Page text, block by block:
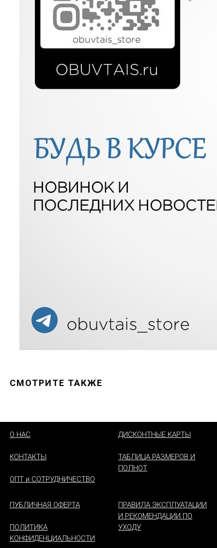
СМОТРИТЕ ТАКЖЕ
О НАС
КОНТАКТЫ
ОПТ и СОТРУДНИЧЕСТВО
ДИСКОНТНЫЕ КАРТЫ
ТАБЛИЦА РАЗМЕРОВ И
ПОЛНОТ
ПУБЛИЧНАЯ ОФЕРТА
ПОЛИТИКА
КОНФИДЕНЦИАЛЬНОСТИ
ПРАВИЛА ЭКСПЛУАТАЦИИ
И РЕКОМЕНДАЦИИ ПО
УХОДУ